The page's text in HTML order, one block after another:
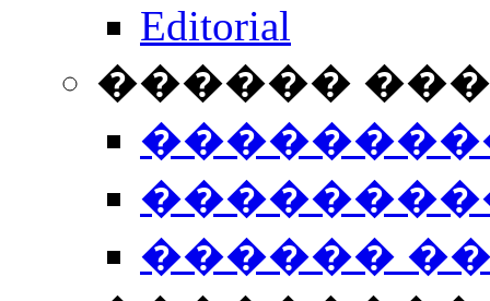
Editorial
������
������